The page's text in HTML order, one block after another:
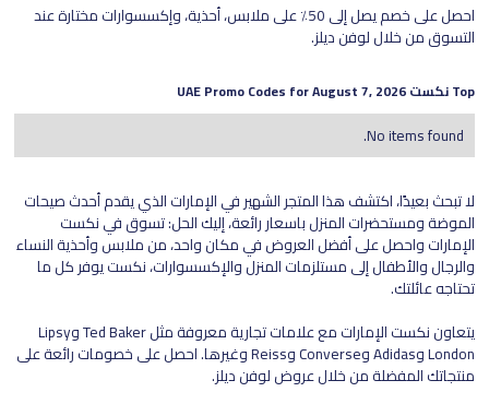
احصل على خصم يصل إلى 50٪ على ملابس، أحذية، وإكسسوارات مختارة عند
التسوق من خلال لوفن ديلز.
TopنكستUAE Promo Codes for
August 7, 2026
No items found.
لا تبحث بعيدًا، اكتشف هذا المتجر الشهير في الإمارات الذي يقدم أحدث صيحات
الموضة ومستحضرات المنزل باسعار رائعة، إليك الحل: تسوق في نكست
الإمارات واحصل على أفضل العروض في مكان واحد، من ملابس وأحذية النساء
والرجال والأطفال إلى مستلزمات المنزل والإكسسوارات، نكست يوفر كل ما
تحتاجه عائلتك.
يتعاون نكست الإمارات مع علامات تجارية معروفة مثل Ted Baker وLipsy
London وAdidas وConverse وReiss وغيرها. احصل على خصومات رائعة على
منتجاتك المفضلة من خلال عروض لوفن ديلز.